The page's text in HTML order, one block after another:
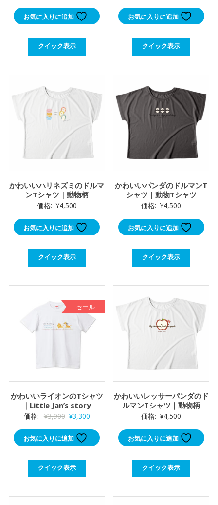
お気に入りに追加
クイック表示
お気に入りに追加
クイック表示
かわいいハリネズミのドルマ
ンTシャツ｜動物柄
価格: ¥4,500
お気に入りに追加
クイック表示
かわいいパンダのドルマンT
シャツ｜動物Tシャツ
価格: ¥4,500
お気に入りに追加
クイック表示
セール
かわいいライオンのTシャツ
｜Little Jan’s story
価格: ¥3,900 元
の
価
は
¥3,900
¥3,300現
在
お気に入りに追加
クイック表示
かわいいレッサーパンダのド
ルマンTシャツ｜動物柄
価格: ¥4,500
お気に入りに追加
クイック表示